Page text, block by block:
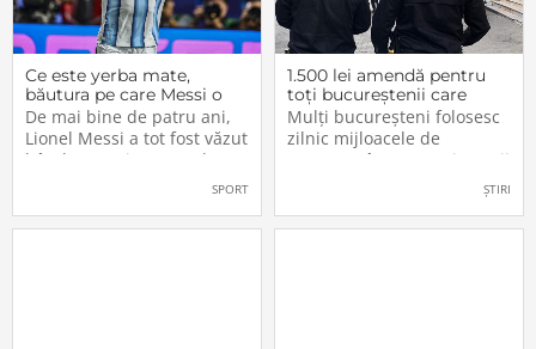
Ce este yerba mate,
băutura pe care Messi o
bea înainte de meciurile
din Campionatul Mondial
2026
De mai bine de patru ani,
Lionel Messi a tot fost văzut
bând un ceai extrem de
popular în Argentina. Este
plantă tradițională sud-
SPORT
1.500 lei amendă pentru
toți bucureștenii care
refuză să facă acest lucru
acum, în 2026.
Mulți bucureșteni folosesc
zilnic mijloacele de
transport în comun, iar unii
dintre ei călătoresc adesea
cu autobuzul sau tramvaiul
fără a plăti un bilet. Iar în
ȘTIRI